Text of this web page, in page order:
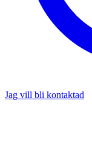
Jag vill bli kontaktad